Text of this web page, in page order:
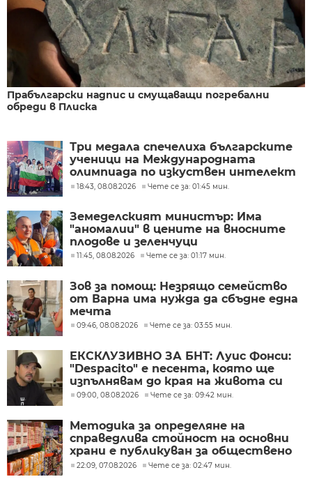
Прабългарски надпис и смущаващи погребални
обреди в Плиска
Три медала спечелиха българските
ученици на Международната
олимпиада по изкуствен интелект
в Казахстан
18:43, 08.08.2026 Чете се за: 01:45 мин.
Земеделският министър: Има
"аномалии" в цените на вносните
плодове и зеленчуци
11:45, 08.08.2026 Чете се за: 01:17 мин.
Зов за помощ: Незрящо семейство
от Варна има нужда да сбъдне една
мечта
09:46, 08.08.2026 Чете се за: 03:55 мин.
ЕКСКЛУЗИВНО ЗА БНТ: Луис Фонси:
"Despacito" е песента, която ще
изпълнявам до края на живота си
09:00, 08.08.2026 Чете се за: 09:42 мин.
Методика за определяне на
справедлива стойност на основни
храни е публикуван за обществено
обсъждане
22:09, 07.08.2026 Чете се за: 02:47 мин.